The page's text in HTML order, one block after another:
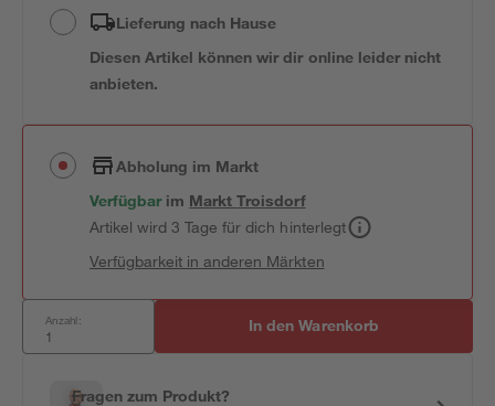
Lieferung nach Hause
Diesen Artikel können wir dir online leider nicht
anbieten.
Abholung im Markt
Verfügbar im MarktTroisdorf
Artikel wird 3 Tage für dich hinterlegt
Verfügbarkeit in anderen Märkten
Anzahl: In den Warenkorb
Fragen zum Produkt?